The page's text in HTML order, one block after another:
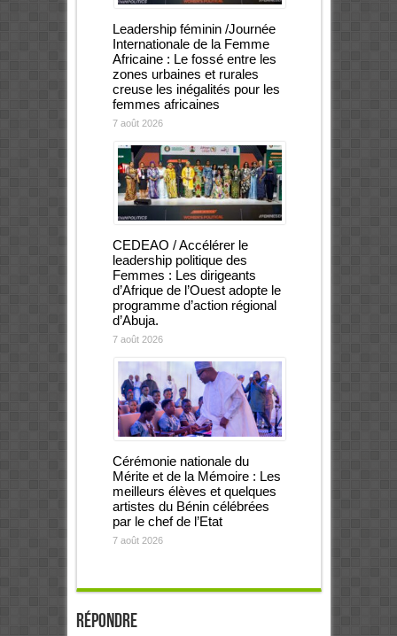
Leadership féminin /Journée
Internationale de la Femme
Africaine : Le fossé entre les
zones urbaines et rurales
creuse les inégalités pour les
femmes africaines
7 août 2026
CEDEAO / Accélérer le
leadership politique des
Femmes : Les dirigeants
d’Afrique de l’Ouest adopte le
programme d’action régional
d’Abuja.
7 août 2026
Cérémonie nationale du
Mérite et de la Mémoire : Les
meilleurs élèves et quelques
artistes du Bénin célébrées
par le chef de l’Etat
7 août 2026
Répondre